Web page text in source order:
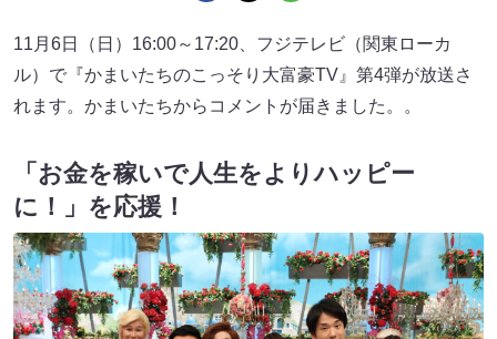
11月6日（日）16:00～17:20、フジテレビ（関東ローカ
ル）で『かまいたちのこっそり大富豪TV』第4弾が放送さ
れます。かまいたちからコメントが届きました。。
「お金を稼いで人生をよりハッピー
に！」を応援！